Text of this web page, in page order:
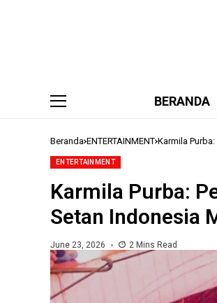
BERANDA
Beranda ENTERTAINMENT Karmila
ENTERTAINMENT
Karmila Purba:
Setan Indonesia
June 23, 2026 2 Mins Read